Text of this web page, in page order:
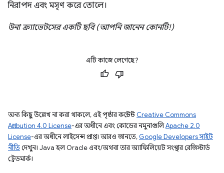
নিরাপদ এবং মসৃণ করে তোলে।
উনা ক্র্যাভেটসের একটি ছবি (আপনি জানেন কোনটি!)
এটি কাজে লেগেছে?
অন্য কিছু উল্লেখ না করা থাকলে, এই পৃষ্ঠার কন্টেন্ট Creative Commons
Attribution 4.0 License-এর অধীনে এবং কোডের নমুনাগুলিApache 2.0
License-এর অধীনে লাইসেন্স প্রাপ্ত। আরও জানতে, Google Developers সাইট
নীতিদেখুন। Java হল Oracle এবং/অথবা তার অ্যাফিলিয়েট সংস্থার রেজিস্টার্ড
ট্রেডমার্ক।